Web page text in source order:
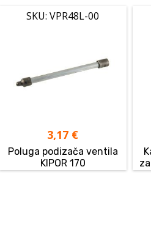
SKU: VPR48L-00
3,17 €
Poluga podizača ventila
KIPOR 170